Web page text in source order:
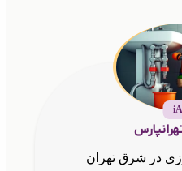
در شرق تهران